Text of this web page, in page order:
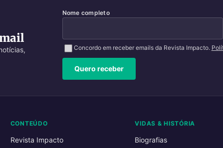
Nome completo
Concordo em receber emails da Revista Impacto.
Quero receber
CONTEÚDO
Revista Impacto
VIDAS & HISTÓRIA
Biografias